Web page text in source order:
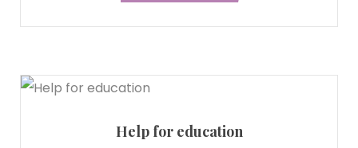
Help for education